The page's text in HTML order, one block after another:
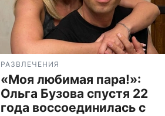
РАЗВЛЕЧЕНИЯ
«Моя любимая пара!»:
Ольга Бузова спустя 22
года воссоединилась с